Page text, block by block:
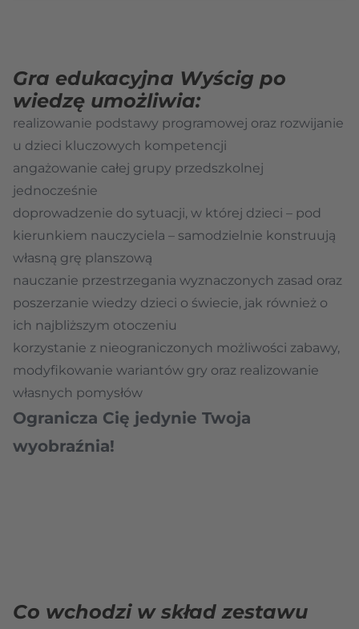
Gra edukacyjna Wyścig po
wiedzę umożliwia:
realizowanie podstawy programowej oraz rozwijanie
u dzieci kluczowych kompetencji
angażowanie całej grupy przedszkolnej
jednocześnie
doprowadzenie do sytuacji, w której dzieci – pod
kierunkiem nauczyciela – samodzielnie konstruują
własną grę planszową
nauczanie przestrzegania wyznaczonych zasad oraz
poszerzanie wiedzy dzieci o świecie, jak również o
ich najbliższym otoczeniu
korzystanie z nieograniczonych możliwości zabawy,
modyfikowanie wariantów gry oraz realizowanie
własnych pomysłów
Ogranicza Cię jedynie Twoja
wyobraźnia!
Co wchodzi w skład zestawu